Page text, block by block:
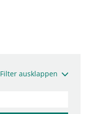
Filter ausklappen